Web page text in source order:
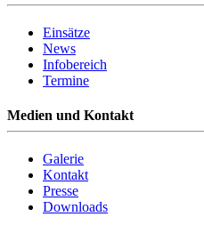
Einsätze
News
Infobereich
Termine
Medien und Kontakt
Galerie
Kontakt
Presse
Downloads